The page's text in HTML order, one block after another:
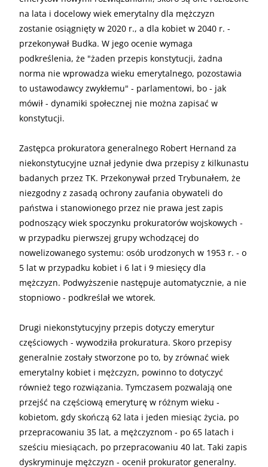
na lata i docelowy wiek emerytalny dla mężczyzn
zostanie osiągnięty w 2020 r., a dla kobiet w 2040 r. -
przekonywał Budka. W jego ocenie wymaga
podkreślenia, że "żaden przepis konstytucji, żadna
norma nie wprowadza wieku emerytalnego, pozostawia
to ustawodawcy zwykłemu" - parlamentowi, bo - jak
mówił - dynamiki społecznej nie można zapisać w
konstytucji.
Zastępca prokuratora generalnego Robert Hernand za
niekonstytucyjne uznał jedynie dwa przepisy z kilkunastu
badanych przez TK. Przekonywał przed Trybunałem, że
niezgodny z zasadą ochrony zaufania obywateli do
państwa i stanowionego przez nie prawa jest zapis
podnoszący wiek spoczynku prokuratorów wojskowych -
w przypadku pierwszej grupy wchodzącej do
nowelizowanego systemu: osób urodzonych w 1953 r. - o
5 lat w przypadku kobiet i 6 lat i 9 miesięcy dla
mężczyzn. Podwyższenie następuje automatycznie, a nie
stopniowo - podkreślał we wtorek.
Drugi niekonstytucyjny przepis dotyczy emerytur
częściowych - wywodziła prokuratura. Skoro przepisy
generalnie zostały stworzone po to, by zrównać wiek
emerytalny kobiet i mężczyzn, powinno to dotyczyć
również tego rozwiązania. Tymczasem pozwalają one
przejść na częściową emeryturę w różnym wieku -
kobietom, gdy skończą 62 lata i jeden miesiąc życia, po
przepracowaniu 35 lat, a mężczyznom - po 65 latach i
sześciu miesiącach, po przepracowaniu 40 lat. Taki zapis
dyskryminuje mężczyzn - ocenił prokurator generalny.